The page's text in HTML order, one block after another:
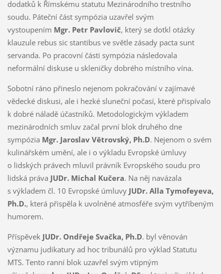
dodatků k Římskému statutu Mezinárodního trestního
soudu. Páteční část sympózia uzavřel svým
vystoupením Mgr. Petr Pavlovič, který se dotkl otázky
klauzule rebus sic stantibus ve světle zásady pacta sunt
servanda. Po pracovní části sympózia následovala
neformální diskuse u skleničky dobrého místního vína.
Sobotní ráno přineslo nejenom pokračování v zajímavé
vědecké diskusi, ale i hezké sluneční počasí, které přispívalo
k dobré náladě účastníků. Metodologickým výkladem
mezinárodních smluv začal první blok druhého dne
sympózia Mgr. Jaroslav Větrovský, Ph.D. Nejenom o svém
kulinářském umění, ale i o výkladu Evropské úmluvy
o lidských právech mluvil právník Evropského soudu pro
lidská práva JUDr. Michal Kučera. Na něj navázala
s výkladem čl. 10 Evropské úmluvy JUDr. Alla Tymofeyeva,
Ph.D., která přispěla k uvolněné atmosféře svým vytříbeným
humorem.
Příspěvek JUDr. Ondřeje Svačka, Ph.D. byl věnován
významu judikatury ad hoc tribunálů pro výklad Statutu
MTS. Tento ranní blok uzavřel svým vtipným